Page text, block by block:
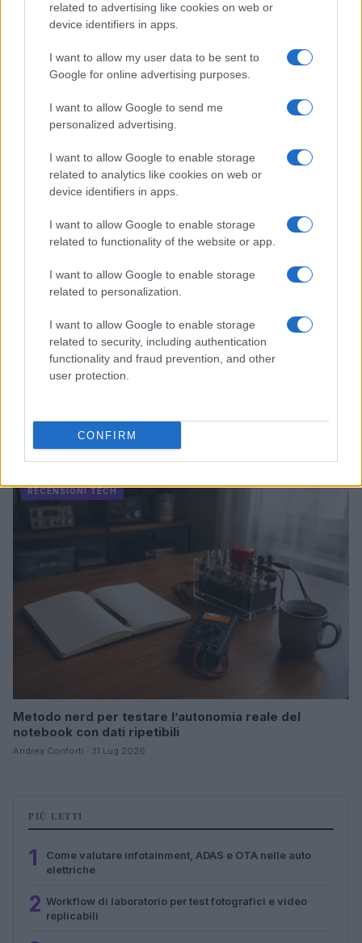
related to advertising like cookies on web or
device identifiers in apps.
I want to allow my user data to be sent to
Google for online advertising purposes.
I want to allow Google to send me
personalized advertising.
I want to allow Google to enable storage
related to analytics like cookies on web or
device identifiers in apps.
I want to allow Google to enable storage
related to functionality of the website or app.
I want to allow Google to enable storage
related to personalization.
I want to allow Google to enable storage
related to security, including authentication
functionality and fraud prevention, and other
user protection.
CONFIRM
Come valutare infotainment, ADAS e OTA nelle auto
Andrea Conforti · 8 Ago 2026
RECENSIONI TECH
Workflow di laboratorio per test fotografici e video
RECENSIONI TECH
Metodo nerd per testare l’autonomia reale del
notebook con dati ripetibili
Andrea Conforti · 31 Lug 2026
PIÙ LETTI
1
Come valutare infotainment, ADAS e OTA nelle auto
elettriche
2 Workflow di laboratorio per test fotografici e video
replicabili